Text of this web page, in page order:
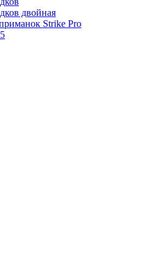
двойная
Strike Pro